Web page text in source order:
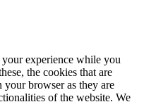
experience while you
the cookies that are
your browser as they are
of the website. We